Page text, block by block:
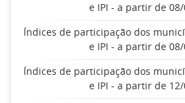
e IPI - a partir de
Índices de participação dos
e IPI - a partir de
Índices de participação dos
e IPI - a partir de